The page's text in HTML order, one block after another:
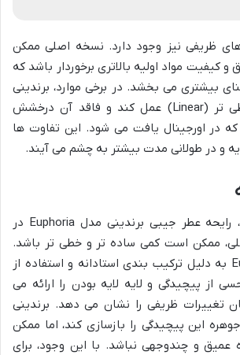
ظریفی نیز وجود دارد. نسخه اصلی ممکن
کیفیت مواد اولیه بالاتری برخوردار باشد که
بیشتری می بخشد. در برخی موارد، برندینی
ممکن است کمی خطی تر (Linear) عمل کند و فاقد آن درخشش
در اورجینال یافت می شود. این تفاوت ها
و در طولانی مدت بیشتر به چشم می آیند.
همانطور که ذکر شد، رایحه عطر جیبی برندینی مدل Euphoria در
ممکن است کمی ساده تر و خطی تر باشد.
کلوین کلاین Euphoria به دلیل ترکیب بندی استادانه و استفاده از
از پیچیدگی و لایه لایه بودن را ارائه می
تغییرات ظریفی را نشان می دهد. برندینی
این پیچیدگی را بازسازی کند، اما ممکن
عمیق و چندوجهی نباشد. با این وجود، برای